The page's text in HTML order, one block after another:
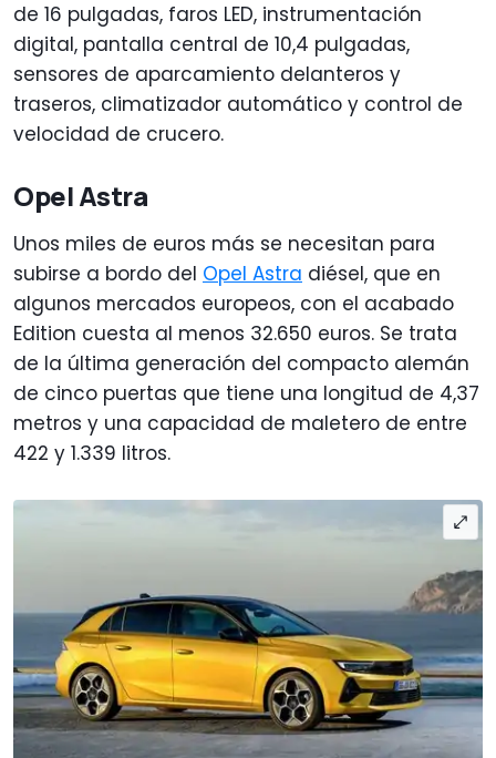
de 16 pulgadas, faros LED, instrumentación
digital, pantalla central de 10,4 pulgadas,
sensores de aparcamiento delanteros y
traseros, climatizador automático y control de
velocidad de crucero.
Opel Astra
Unos miles de euros más se necesitan para
subirse a bordo del Opel Astra diésel, que en
algunos mercados europeos, con el acabado
Edition cuesta al menos 32.650 euros. Se trata
de la última generación del compacto alemán
de cinco puertas que tiene una longitud de 4,37
metros y una capacidad de maletero de entre
422 y 1.339 litros.